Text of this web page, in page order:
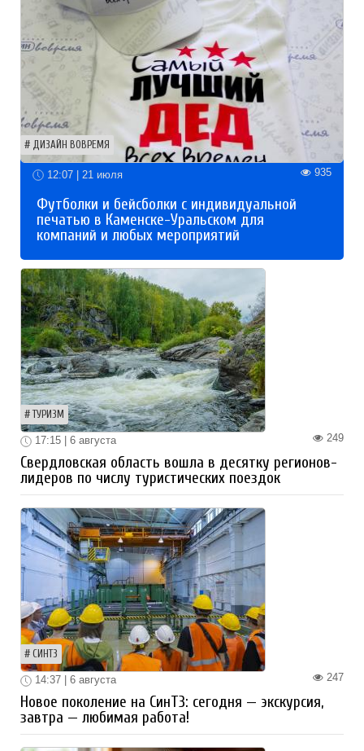
ДИЗАЙН ВОВРЕМЯ
12:07 | 21 июля 935
Футболки и бейсболки с индивидуальной
печатью в Каменске-Уральском для
компаний и любых мероприятий
ТУРИЗМ
249
17:15 | 6 августа
Свердловская область вошла в десятку регионов-
лидеров по числу туристических поездок
СИНТЗ
247
14:37 | 6 августа
Новое поколение на СинТЗ: сегодня — экскурсия,
завтра — любимая работа!